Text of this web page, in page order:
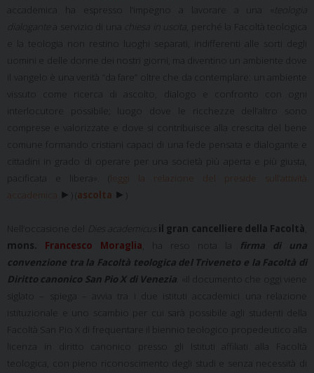
accademica ha espresso l’impegno a lavorare a una «
teologia
dialogante
a servizio di una chiesa in uscita
, perché la Facoltà teologica
e la teologia non restino luoghi separati, indifferenti alle sorti degli
uomini e delle donne dei nostri giorni, ma diventino un ambiente dove
il vangelo è una verità “da fare” oltre che da contemplare: un ambiente
vissuto come ricerca di ascolto, dialogo e confronto con ogni
interlocutore possibile; luogo dove le ricchezze dell’altro sono
comprese e valorizzate e dove si contribuisce alla crescita del bene
comune formando cristiani capaci di una fede pensata e dialogante e
cittadini in grado di operare per una società più aperta e più giusta,
pacificata e libera». (
leggi la relazione del preside sull’attività
accademica ► ascolta ►
Nell’occasione del Dies academicus il gran cancelliere della Facoltà
mons. Francesco Moraglia , ha reso nota la
firma di una
convenzione tra la Facoltà teologica del Triveneto e la Facoltà di
Diritto canonico San Pio X di Venezia . «Il documento che oggi viene
siglato – spiega – avvia tra i due istituti accademici una relazione
istituzionale e uno scambio per cui sarà possibile agli studenti della
Facoltà San Pio X di frequentare il biennio teologico propedeutico alla
licenza in diritto canonico presso gli Istituti affiliati alla Facoltà
teologica, con pieno riconoscimento degli studi e senza necessità di